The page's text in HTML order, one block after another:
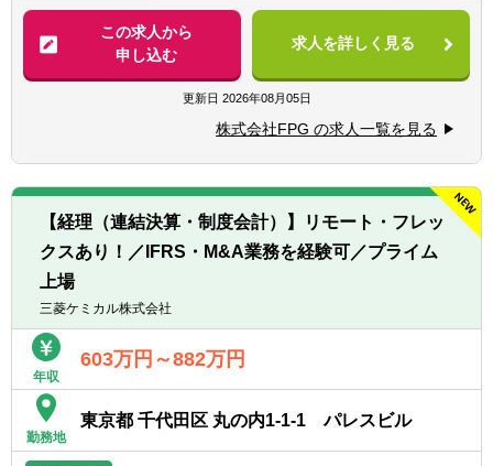
ーシップ経験
【歓迎経験・スキル】
■税務申告書作成やＳＰＣ会計の業務経験
■業務・事務処理に関してシステム導入やツ
ール活用による業務効率化等を実現した経験
【求める人物像】
■自発的に業務を推進し、組織の目標に対し
て高い意識を持つ方
■業務効率の向上に関して、高い意識で仕事
■チーム全体を牽引し、変化に柔軟に対応で
きる方
■改善提案を行い、組織の成長に貢献できる
い方
【具体的には】
■本型オペレーティング・リースの特別目的
会社（SPC）に関する実務（経理処理のみな
らず、会社設立から投資家への報告書作成、
税務申告に至るまで）
■チームメンバーの指導・育成、業務の進捗
管理を通じた組織体制の強化
■新規金融商品の組成支援を含む経理全般に
関する管理業務の推進
【仕事の魅力】
場）で、専門性を高めることができる環境で
す。
■リースファンド会計を担当する経理2部で中
核的な役割を担い、若手社員の育成を通じて
組織の成長に直接貢献できます。
■ＳＰＣ会計や信託会計など幅広い金融商品
この求人から
申し込む
求人を詳しく見る
更新日 2026年08月05日
株式会社FPG の求人一覧を見る
【経理（連結決算・制度会計）】リモート・フレッ
クスあり！／IFRS・M&A業務を経験可／プライム
上場
三菱ケミカル株式会社
年収
603万円～882万円
勤務地
東京都 千代田区 丸の内1-1-1 パレスビル